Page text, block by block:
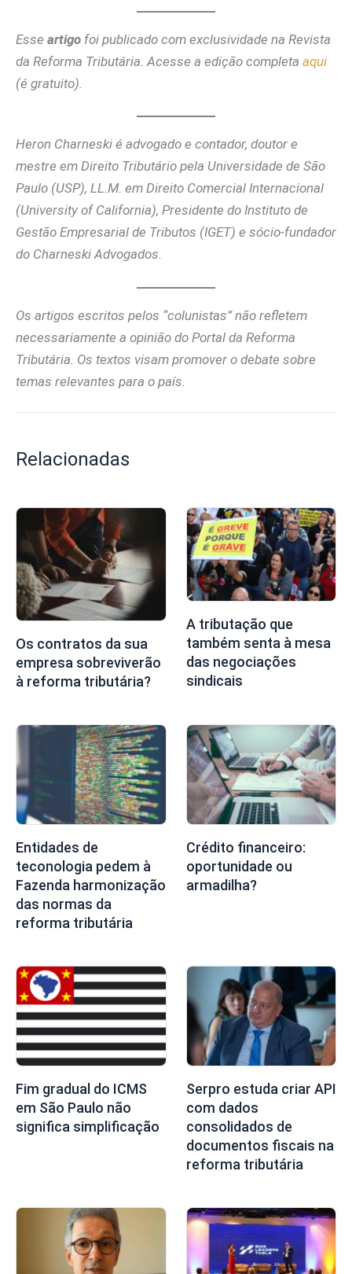
Esse artigo foi publicado com exclusividade na Revista
da Reforma Tributária. Acesse a edição completa aqui
(é gratuito).
Heron Charneski é advogado e contador, doutor e
mestre em Direito Tributário pela Universidade de São
Paulo (USP), LL.M. em Direito Comercial Internacional
(University of California), Presidente do Instituto de
Gestão Empresarial de Tributos (IGET) e sócio-fundador
do Charneski Advogados.
Os artigos escritos pelos “colunistas” não refletem
necessariamente a opinião do Portal da Reforma
Tributária. Os textos visam promover o debate sobre
temas relevantes para o país.
Relacionadas
Os contratos da sua
empresa sobreviverão
à reforma tributária?
A tributação que
também senta à mesa
das negociações
sindicais
Entidades de
teconologia pedem à
Fazenda harmonização
das normas da
reforma tributária
Crédito financeiro:
oportunidade ou
armadilha?
Fim gradual do ICMS
em São Paulo não
significa simplificação
Serpro estuda criar API
com dados
consolidados de
documentos fiscais na
reforma tributária